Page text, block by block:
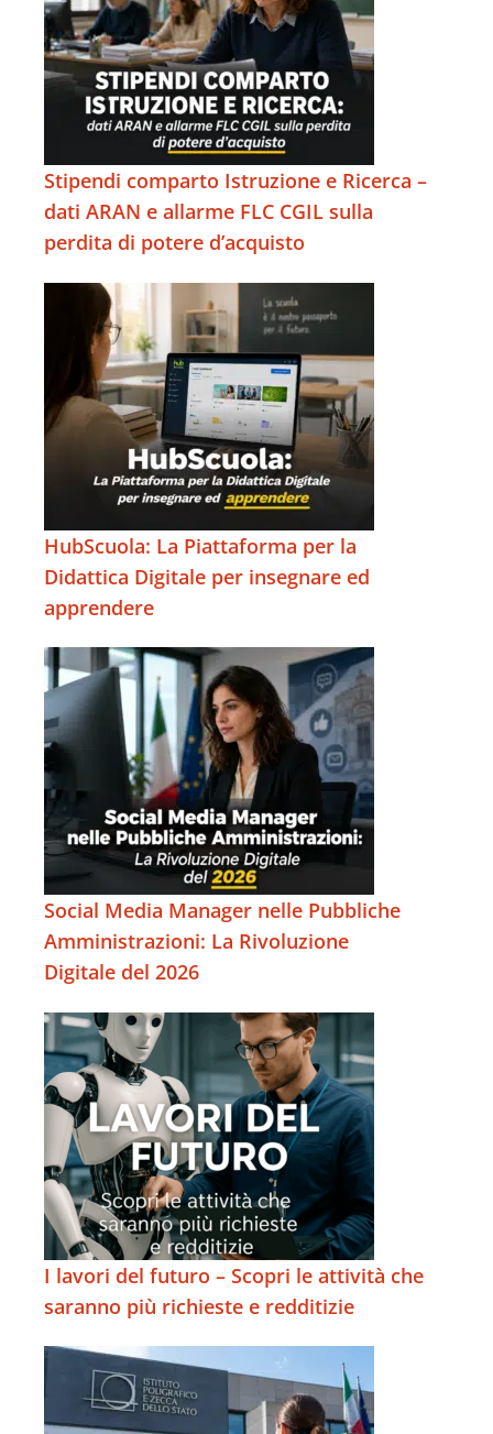
Stipendi comparto Istruzione e Ricerca –
dati ARAN e allarme FLC CGIL sulla
perdita di potere d’acquisto
HubScuola: La Piattaforma per la
Didattica Digitale per insegnare ed
apprendere
Social Media Manager nelle Pubbliche
Amministrazioni: La Rivoluzione
Digitale del 2026
I lavori del futuro – Scopri le attività che
saranno più richieste e redditizie